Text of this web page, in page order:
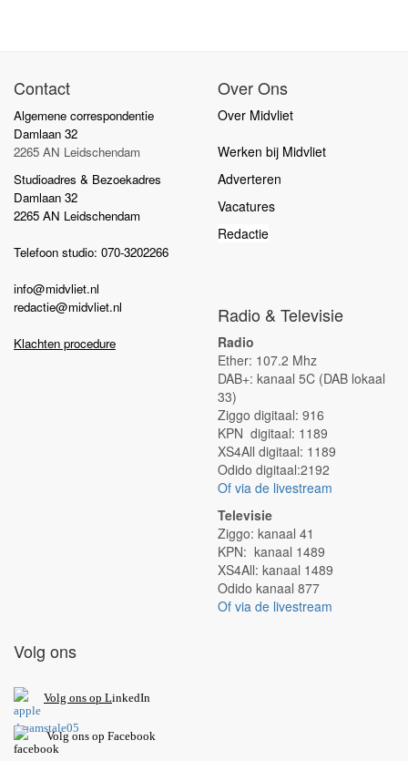
Contact
Algemene correspondentie
Damlaan 32
2265 AN Leidschendam
Studioadres & Bezoekadres
Damlaan 32
2265 AN Leidschendam
Telefoon studio: 070-3202266
info@midvliet.nl
redactie@midvliet.nl
Klachten procedure
Over Ons
Over Midvliet
Werken bij Midvliet
Adverteren
Vacatures
Redactie
Radio & Televisie
Radio
Ether: 107.2 Mhz
DAB+: kanaal 5C (DAB lokaal
33)
Ziggo digitaal: 916
KPN digitaal: 1189
XS4All digitaal: 1189
Odido digitaal:2192
Of via de livestream
Televisie
Ziggo: kanaal 41
KPN: kanaal 1489
XS4All: kanaal 1489
Odido kanaal 877
Of via de livestream
Volg ons
Volg ons op LinkedIn
Volg ons op Facebook